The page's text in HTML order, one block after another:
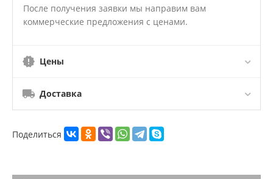
После получения заявки мы направим вам
коммерческие предложения с ценами.
Цены
Доставка
Поделиться